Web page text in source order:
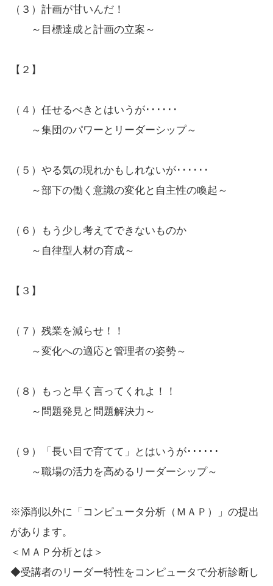
（３）計画が甘いんだ！
～目標達成と計画の立案～
【２】
（４）任せるべきとはいうが･･････
～集団のパワーとリーダーシップ～
（５）やる気の現れかもしれないが･･････
～部下の働く意識の変化と自主性の喚起～
（６）もう少し考えてできないものか
～自律型人材の育成～
【３】
（７）残業を減らせ！！
～変化への適応と管理者の姿勢～
（８）もっと早く言ってくれよ！！
～問題発見と問題解決力～
（９）「長い目で育てて」とはいうが･･････
～職場の活力を高めるリーダーシップ～
※添削以外に「コンピュータ分析（ＭＡＰ）」の提出
があります。
＜ＭＡＰ分析とは＞
◆受講者のリーダー特性をコンピュータで分析診断し